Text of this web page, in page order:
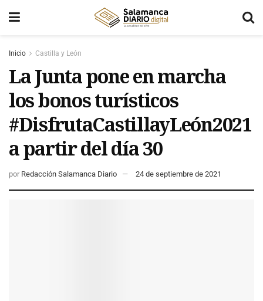
Inicio Castilla y León
La Junta pone en marcha
los bonos turísticos
#DisfrutaCastillayLeón2021
a partir del día 30
por Redacción Salamanca Diario 24 de septiembre de 2021